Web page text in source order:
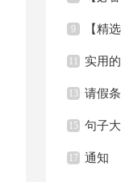
生检讨书
9 【精
文400字
11 实用
书模板汇
13 请假条
15 句子
17 通知